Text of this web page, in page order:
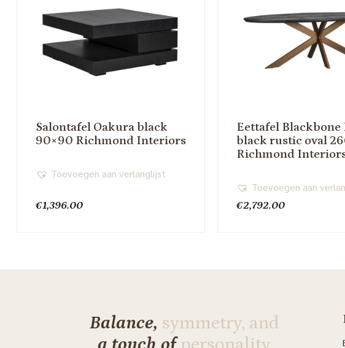
Salontafel Oakura black
90×90 Richmond Interiors
€1,396.00
Toevoegen aan verlanglijst
Eettafel Blackbone
black rustic oval
Richmond
€2,792.00
Toevoegen aan
Balance, symmetry, and